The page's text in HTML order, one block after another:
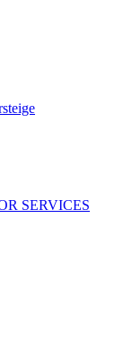
SERVICES